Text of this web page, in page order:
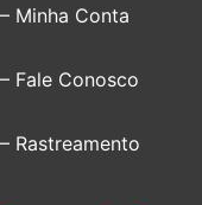
– Minha Conta
– Fale Conosco
– Rastreamento